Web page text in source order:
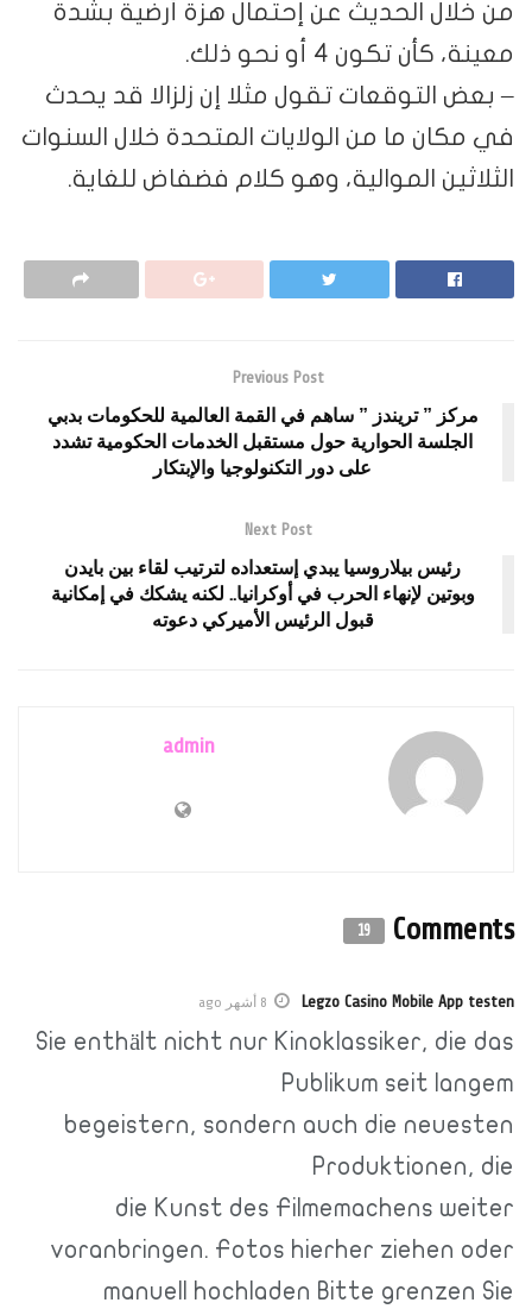
من خلال الحديث عن إحتمال هزة أرضية بشدة
معينة، كأن تكون 4 أو نحو ذلك.
– بعض التوقعات تقول مثلا إن زلزالا قد يحدث
في مكان ما من الولايات المتحدة خلال السنوات
الثلاثين الموالية، وهو كلام فضفاض للغاية.
Previous Post
مركز ” تريندز ” ساهم في القمة العالمية للحكومات بدبي
الجلسة الحوارية حول مستقبل الخدمات الحكومية تشدد
على دور التكنولوجيا والإبتكار
Next Post
رئيس بيلاروسيا يبدي إستعداده لترتيب لقاء بين بايدن
وبوتين لإنهاء الحرب في أوكرانيا.. لكنه يشكك في إمكانية
قبول الرئيس الأميركي دعوته
admin
Comments
19
Legzo Casino Mobile App testen 8 أشهر ago
Sie enthält nicht nur Kinoklassiker, die das
Publikum seit langem
begeistern, sondern auch die neuesten
Produktionen, die
die Kunst des Filmemachens weiter
voranbringen. Fotos hierher ziehen oder
manuell hochladen Bitte grenzen Sie